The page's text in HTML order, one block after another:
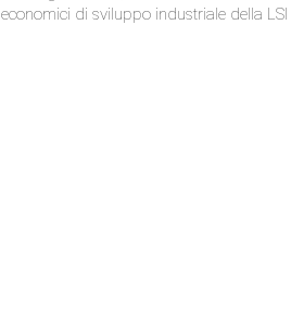
di sviluppo industriale della LSI